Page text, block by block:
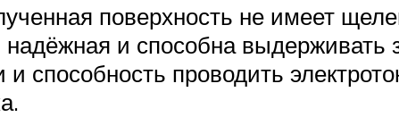
поверхность не имеет
и способна выдерживать
и способность проводить